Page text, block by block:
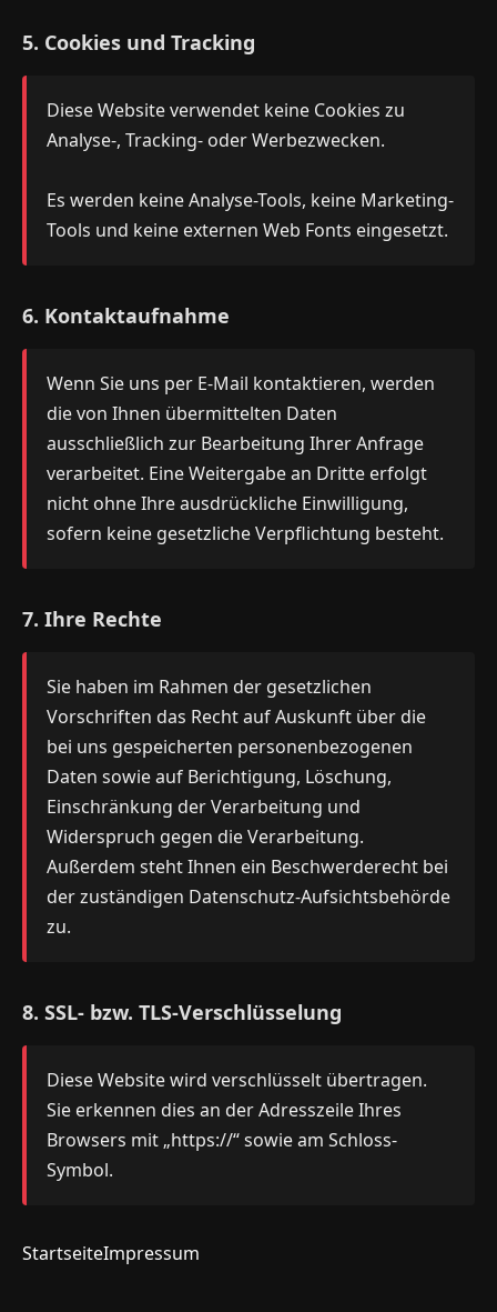
5. Cookies und Tracking
Diese Website verwendet keine Cookies zu
Analyse-, Tracking- oder Werbezwecken.
Es werden keine Analyse-Tools, keine Marketing-
Tools und keine externen Web Fonts eingesetzt.
6. Kontaktaufnahme
Wenn Sie uns per E-Mail kontaktieren, werden
die von Ihnen übermittelten Daten
ausschließlich zur Bearbeitung Ihrer Anfrage
verarbeitet. Eine Weitergabe an Dritte erfolgt
nicht ohne Ihre ausdrückliche Einwilligung,
sofern keine gesetzliche Verpflichtung besteht.
7. Ihre Rechte
Sie haben im Rahmen der gesetzlichen
Vorschriften das Recht auf Auskunft über die
bei uns gespeicherten personenbezogenen
Daten sowie auf Berichtigung, Löschung,
Einschränkung der Verarbeitung und
Widerspruch gegen die Verarbeitung.
Außerdem steht Ihnen ein Beschwerderecht bei
der zuständigen Datenschutz-Aufsichtsbehörde
zu.
8. SSL- bzw. TLS-Verschlüsselung
Diese Website wird verschlüsselt übertragen.
Sie erkennen dies an der Adresszeile Ihres
Browsers mit „https://“ sowie am Schloss-
Symbol.
StartseiteImpressum